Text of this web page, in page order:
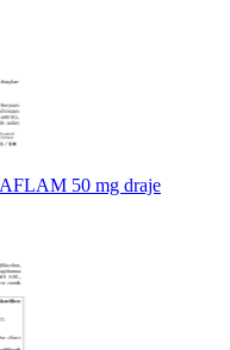
50 mg draje